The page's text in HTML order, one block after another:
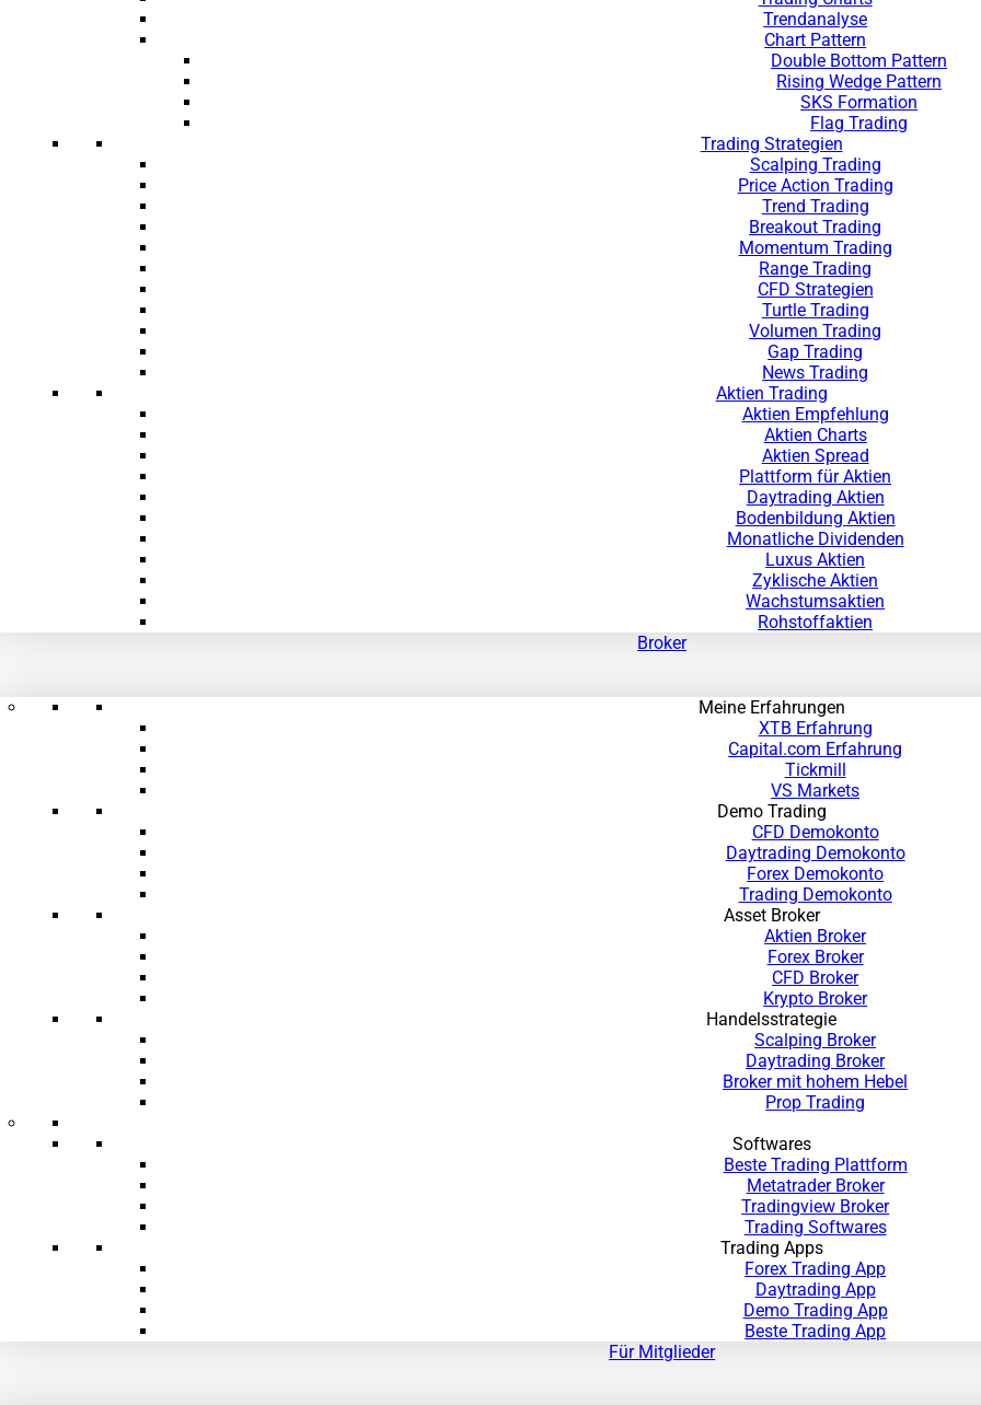
Trendanalyse
Chart Pattern
Double Bottom Pattern
Rising Wedge Pattern
SKS Formation
Flag Trading
Trading Strategien
Scalping Trading
Price Action Trading
Trend Trading
Breakout Trading
Momentum Trading
Range Trading
CFD Strategien
Turtle Trading
Volumen Trading
Gap Trading
News Trading
Aktien Trading
Aktien Empfehlung
Aktien Charts
Aktien Spread
Plattform für Aktien
Daytrading Aktien
Bodenbildung Aktien
Monatliche Dividenden
Luxus Aktien
Zyklische Aktien
Wachstumsaktien
Rohstoffaktien
Broker
Meine Erfahrungen
XTB Erfahrung
Capital.com Erfahrung
Tickmill
VS Markets
Demo Trading
CFD Demokonto
Daytrading Demokonto
Forex Demokonto
Trading Demokonto
Asset Broker
Aktien Broker
Forex Broker
CFD Broker
Krypto Broker
Handelsstrategie
Scalping Broker
Daytrading Broker
Broker mit hohem Hebel
Prop Trading
Softwares
Beste Trading Plattform
Metatrader Broker
Tradingview Broker
Trading Softwares
Trading Apps
Forex Trading App
Daytrading App
Demo Trading App
Beste Trading App
Für Mitglieder